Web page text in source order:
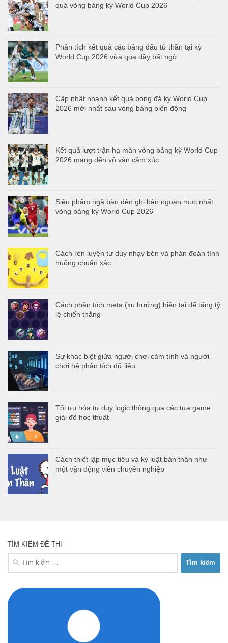
quả vòng bảng kỳ World Cup 2026
Phân tích kết quả các bảng đấu tử thần tại kỳ
World Cup 2026 vừa qua đầy bất ngờ
Cập nhật nhanh kết quả bóng đá kỳ World Cup
2026 mới nhất sau vòng bảng biến động
Kết quả lượt trận hạ màn vòng bảng kỳ World Cup
2026 mang đến vô vàn cảm xúc
Siêu phẩm ngả bàn đèn ghi bàn ngoạn mục nhất
vòng bảng kỳ World Cup 2026
Cách rèn luyện tư duy nhạy bén và phán đoán tình
huống chuẩn xác
Cách phân tích meta (xu hướng) hiện tại để tăng tỷ
lệ chiến thắng
Sự khác biệt giữa người chơi cảm tính và người
chơi hệ phân tích dữ liệu
Tối ưu hóa tư duy logic thông qua các tựa game
giải đố học thuật
Cách thiết lập mục tiêu và kỷ luật bản thân như
một vận động viên chuyên nghiệp
TÌM KIẾM ĐỀ THI
Tìm